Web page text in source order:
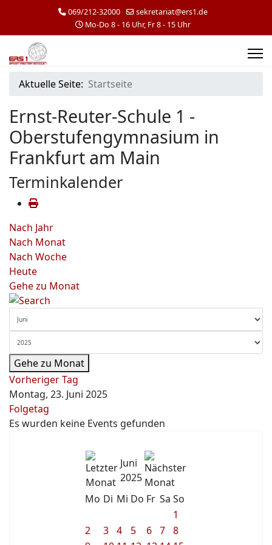
069/212-32000
sekretariat@ers1.de
Mo-Do 8 - 16 Uhr, Fr 8 - 15 Uhr
Aktuelle Seite: Startseite
Ernst-Reuter-Schule 1 -
Oberstufengymnasium in
Frankfurt am Main
Terminkalender
Nach Jahr
Nach Monat
Nach Woche
Heute
Gehe zu Monat
Gehe zu Monat
Vorheriger Tag
Montag, 23. Juni 2025
Folgetag
Es wurden keine Events gefunden
Juni
2025
Mo Di Mi Do Fr Sa So
1
2
3 4 5 6 7 8